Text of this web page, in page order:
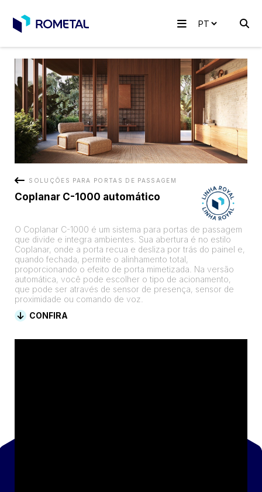
SOLUÇÕES PARA PORTAS DE PASSAGEM
Coplanar C-1000 automático
O Coplanar C-1000 é um sistema para portas de passagem
que divide e integra ambientes. Sua abertura é no estilo
Coplanar, onde a porta recua e desliza por trás do painel e,
quando fechada, permite o alinhamento total,
proporcionando o efeito de porta mimetizada. Na versão
automática, você pode escolher o tipo de acionamento,
que pode ser através de sensor de presença, sensor de
proximidade ou comando de voz.
CONFIRA